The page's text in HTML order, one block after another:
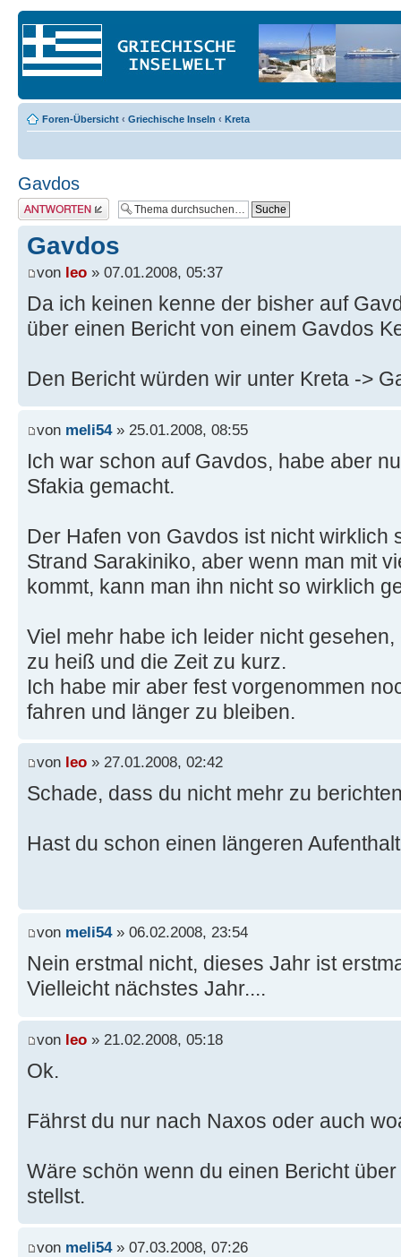
Foren-Übersicht ‹ Griechische Inseln ‹ Kreta
Gavdos
Antwort erstellen
Gavdos
von leo » 07.01.2008, 05:37
Da ich keinen kenne der bisher auf
über einen Bericht von einem Gavdos
Den Bericht würden wir unter Kreta ->
von meli54» 25.01.2008, 08:55
Ich war schon auf Gavdos, habe aber
Sfakia gemacht.
Der Hafen von Gavdos ist nicht wirklich
Strand Sarakiniko, aber wenn man mit
kommt, kann man ihn nicht so wirklich
Viel mehr habe ich leider nicht
zu heiß und die Zeit zu kurz.
Ich habe mir aber fest vorgenommen
fahren und länger zu bleiben.
von leo » 27.01.2008, 02:42
Schade, dass du nicht mehr zu
Hast du schon einen längeren
von meli54» 06.02.2008, 23:54
Nein erstmal nicht, dieses Jahr ist
Vielleicht nächstes Jahr....
von leo » 21.02.2008, 05:18
Ok.
Fährst du nur nach Naxos oder auch
Wäre schön wenn du einen Bericht
stellst.
von meli54» 07.03.2008, 07:26